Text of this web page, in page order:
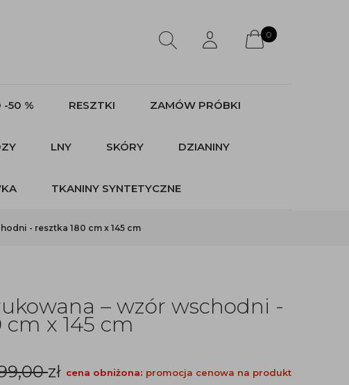
0
-50 % RESZTKI ZAMÓW PRÓBKI
LNY SKÓRY DZIANINY
TKANINY SYNTETYCZNE
- resztka 180 cm x 145 cm
– wzór wschodni -
cm x 145 cm
zł cena obniżona: promocja cenowa na produkt